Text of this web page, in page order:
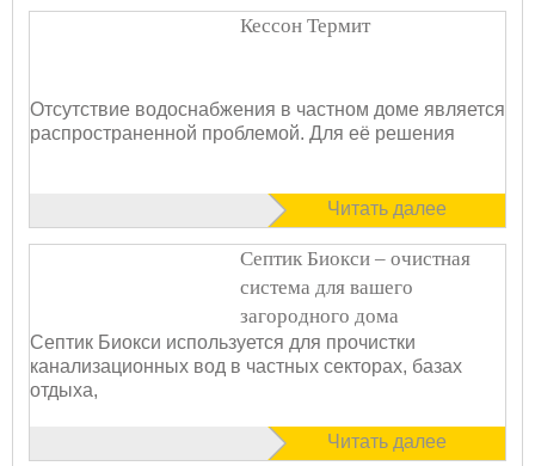
Кессон Термит
Отсутствие водоснабжения в частном доме является
распространенной проблемой. Для её решения
Читать далее
Септик Биокси – очистная
система для вашего
загородного дома
Септик Биокси используется для прочистки
канализационных вод в частных секторах, базах
отдыха,
Читать далее